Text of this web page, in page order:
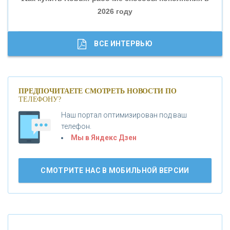
«ГАЗПРОМБАНК»
«МОСКОВСКИЙ КРЕДИТНЫЙ БАНК»
«БАНК ВОЗРОЖДЕНИЕ»
АО «КРЕДИТ ЕВРОПА БАНК»
2026 году
Банки.ру обновил логотип впервые за 19 лет -
ВСЕ ИНТЕРВЬЮ
ПРЕДПОЧИТАЕТЕ СМОТРЕТЬ НОВОСТИ ПО
ТЕЛЕФОНУ?
Наш портал оптимизирован под ваш
телефон.
Мы в Яндекс Дзен
СМОТРИТЕ НАС В МОБИЛЬНОЙ ВЕРСИИ